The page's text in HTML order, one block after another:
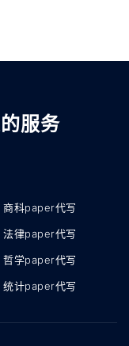
服务
商科paper代写
法律paper代写
哲学paper代写
统计paper代写